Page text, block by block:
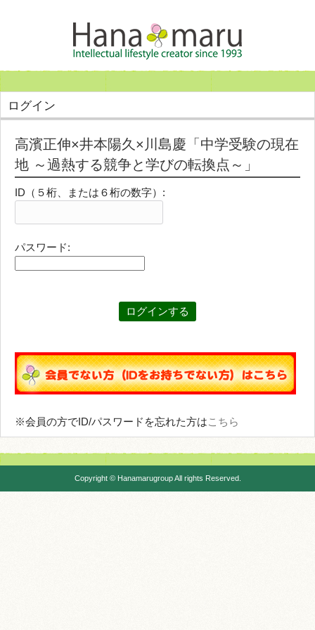
ログイン
高濱正伸×井本陽久×川島慶「中学受験の現在
地 ～過熱する競争と学びの転換点～」
ID（５桁、または６桁の数字）:
パスワード:
※会員の方でID/パスワードを忘れた方はこちら
Copyright © Hanamarugroup All rights Reserved.